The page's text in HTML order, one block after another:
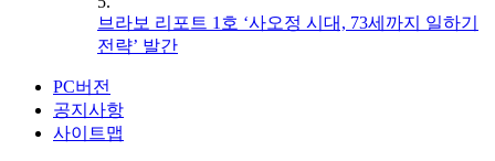
브라보 리포트 1호 ‘사오정 시대, 73세까지 일하기
전략’ 발간
PC버전
공지사항
사이트맵